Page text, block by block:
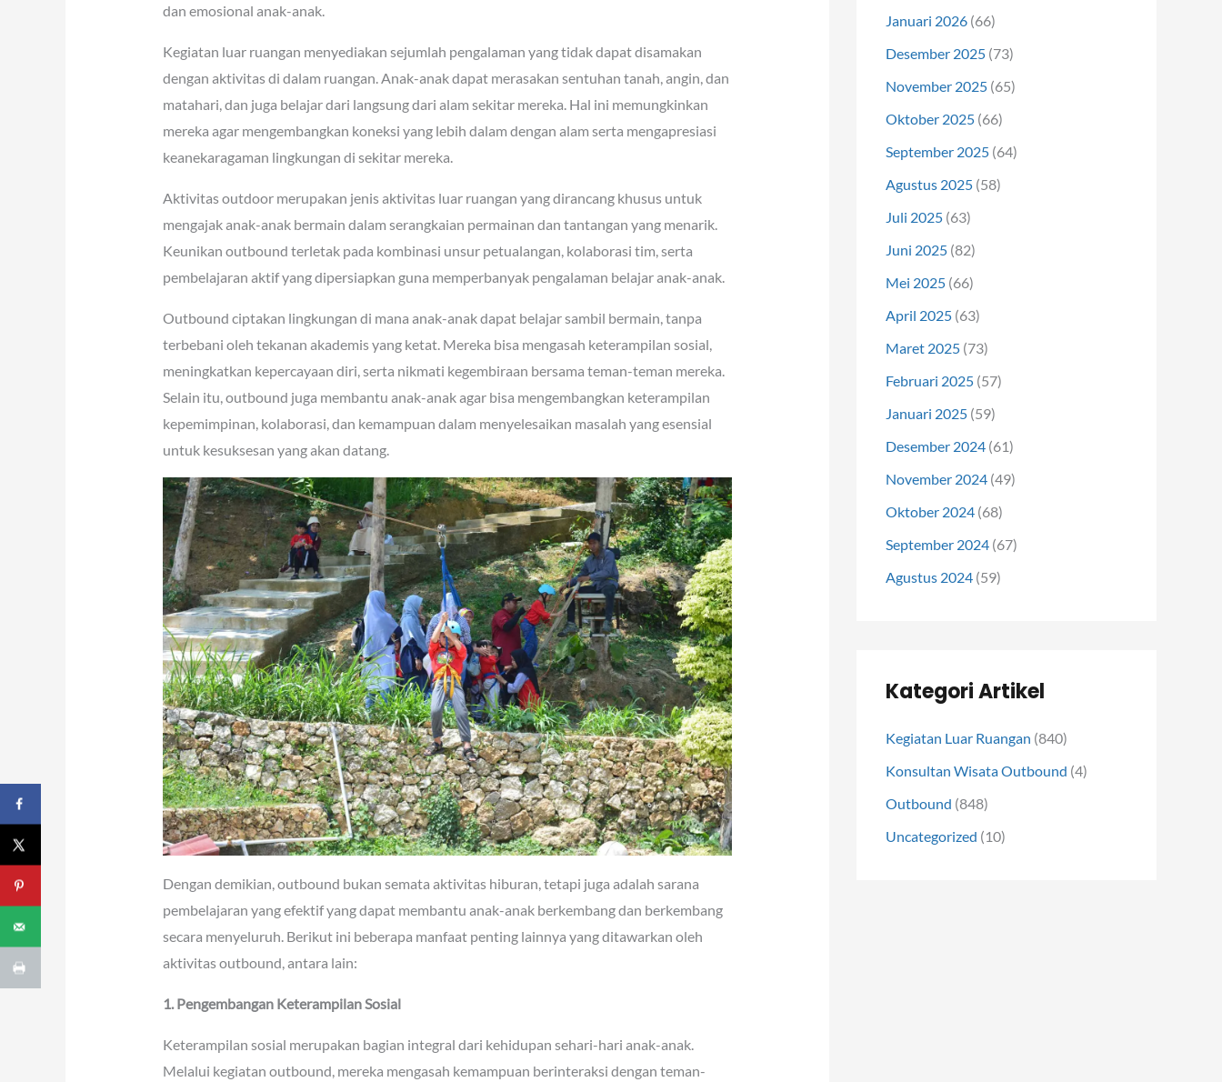
dan emosional anak-anak.
Kegiatan luar ruangan menyediakan sejumlah pengalaman yang tidak dapat disamakan
dengan aktivitas di dalam ruangan. Anak-anak dapat merasakan sentuhan tanah, angin, dan
matahari, dan juga belajar dari langsung dari alam sekitar mereka. Hal ini memungkinkan
mereka agar mengembangkan koneksi yang lebih dalam dengan alam serta mengapresiasi
keanekaragaman lingkungan di sekitar mereka.
Aktivitas outdoor merupakan jenis aktivitas luar ruangan yang dirancang khusus untuk
mengajak anak-anak bermain dalam serangkaian permainan dan tantangan yang menarik.
Keunikan outbound terletak pada kombinasi unsur petualangan, kolaborasi tim, serta
pembelajaran aktif yang dipersiapkan guna memperbanyak pengalaman belajar anak-anak.
Outbound ciptakan lingkungan di mana anak-anak dapat belajar sambil bermain, tanpa
terbebani oleh tekanan akademis yang ketat. Mereka bisa mengasah keterampilan sosial,
meningkatkan kepercayaan diri, serta nikmati kegembiraan bersama teman-teman mereka.
Selain itu, outbound juga membantu anak-anak agar bisa mengembangkan keterampilan
kepemimpinan, kolaborasi, dan kemampuan dalam menyelesaikan masalah yang esensial
untuk kesuksesan yang akan datang.
Dengan demikian, outbound bukan semata aktivitas hiburan, tetapi juga adalah sarana
pembelajaran yang efektif yang dapat membantu anak-anak berkembang dan berkembang
secara menyeluruh. Berikut ini beberapa manfaat penting lainnya yang ditawarkan oleh
aktivitas outbound, antara lain:
1. Pengembangan Keterampilan Sosial
Keterampilan sosial merupakan bagian integral dari kehidupan sehari-hari anak-anak.
Melalui kegiatan outbound, mereka mengasah kemampuan berinteraksi dengan teman-
Januari 2026 (66)
Desember 2025 (73)
November 2025 (65)
Oktober 2025 (66)
September 2025 (64)
Agustus 2025 (58)
Juli 2025 (63)
Juni 2025 (82)
Mei 2025 (66)
April 2025 (63)
Maret 2025 (73)
Februari 2025 (57)
Januari 2025 (59)
Desember 2024 (61)
November 2024 (49)
Oktober 2024 (68)
September 2024 (67)
Agustus 2024 (59)
Kategori Artikel
Kegiatan Luar Ruangan (840)
Konsultan Wisata Outbound (4)
Outbound (848)
Uncategorized (10)